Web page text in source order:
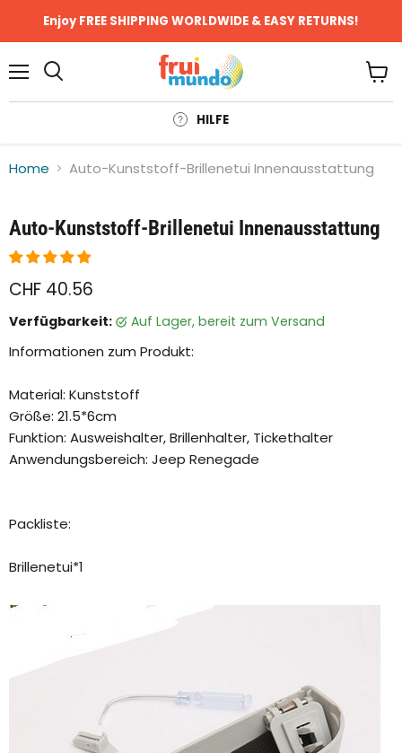
Enjoy FREE SHIPPING WORLDWIDE & EASY RETURNS!
HILFE
Home Auto-Kunststoff-Brillenetui Innenausstattung
Klicken oder scrollen, um zu Zoomen
Auto-Kunststoff-Brillenetui Innenausstattung
CHF 40.56
Verfügbarkeit: auf Lager, bereit zum Versand
Informationen zum Produkt:
Material: Kunststoff
Größe: 21.5*6cm
Funktion: Ausweishalter, Brillenhalter, Tickethalter
Anwendungsbereich: Jeep Renegade
Packliste:
Brillenetui*1